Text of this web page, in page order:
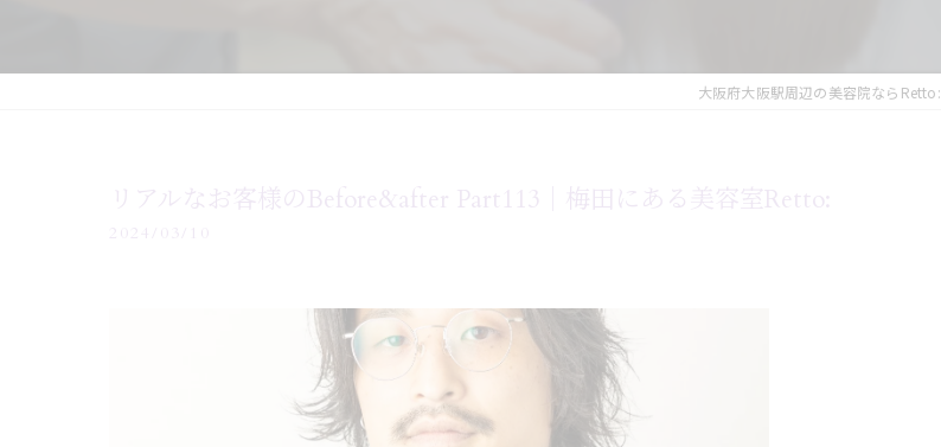
大阪府大阪駅周辺の美容院ならRetto:
リアルなお客様のBefore&after Part113｜梅田にある美容室Retto:
2024/03/10